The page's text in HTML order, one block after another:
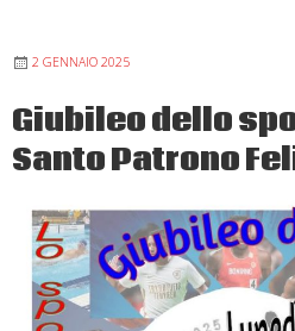
2 GENNAIO 2025
Giubileo dello
Santo Patrono